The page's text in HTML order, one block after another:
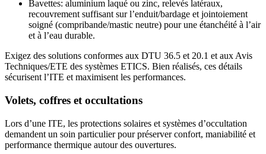
Bavettes: aluminium laqué ou zinc, relevés latéraux,
recouvrement suffisant sur l’enduit/bardage et jointoiement
soigné (compribande/mastic neutre) pour une étanchéité à l’air
et à l’eau durable.
Exigez des solutions conformes aux DTU 36.5 et 20.1 et aux Avis
Techniques/ETE des systèmes ETICS. Bien réalisés, ces détails
sécurisent l’ITE et maximisent les performances.
Volets, coffres et occultations
Lors d’une ITE, les protections solaires et systèmes d’occultation
demandent un soin particulier pour préserver confort, maniabilité et
performance thermique autour des ouvertures.